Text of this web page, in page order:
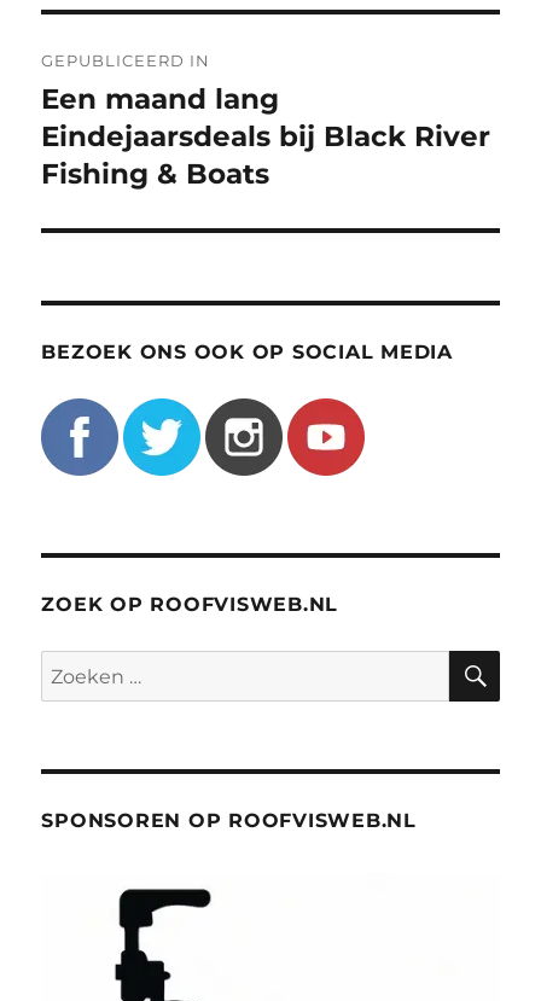
navigatie
GEPUBLICEERD IN
Een maand lang
Eindejaarsdeals bij Black River
Fishing & Boats
BEZOEK ONS OOK OP SOCIAL MEDIA
ZOEK OP ROOFVISWEB.NL
Zoeken
naar:
SPONSOREN OP ROOFVISWEB.NL